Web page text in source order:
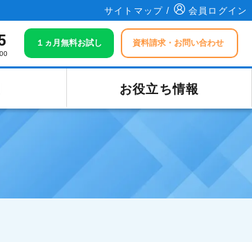
サイトマップ / 会員ログイン
１ヵ月無料お試し 資料請求・お問い合わせ
お役立ち情報